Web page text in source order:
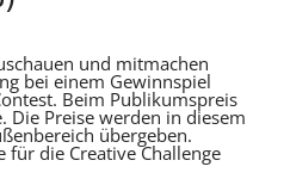
und mitmachen
bei einem Gewinnspiel
Beim Publikumspreis
Die Preise werden in diesem
übergeben.
für die Creative Challenge